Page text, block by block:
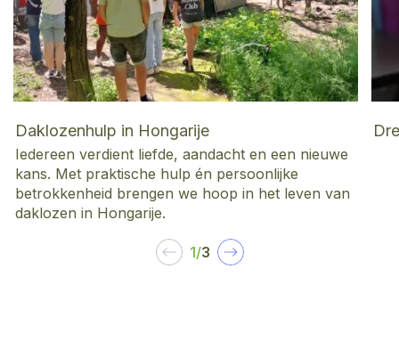
Daklozenhulp in Hongarije
Iedereen verdient liefde, aandacht en een nieuwe
kans. Met praktische hulp én persoonlijke
betrokkenheid brengen we hoop in het leven van
daklozen in Hongarije.
‹ 1/3 ›